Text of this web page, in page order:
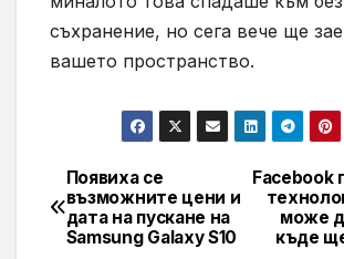
съхранение, но сега вече ще
вашето пространство.
Навигация
Facebook
може
къде
Появиха се
възможните цени и
дата на пускане на
Samsung Galaxy S10